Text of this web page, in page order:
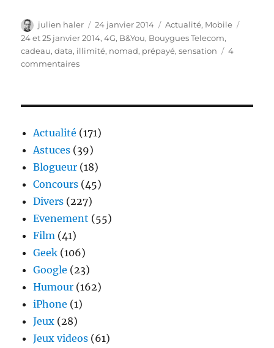
Auteur
julien haler
Publié
le
24 janvier 2014 Catégories
Actualité, Mobile
24 et 25 janvier 2014,4G, B&You, Bouygues Telecom,
cadeau,data, illimité, nomad, prépayé,sensation
4
commentairessur
data
illimité
Actualité (171)
Astuces (39)
Blogueur (18)
Concours (45)
Divers (227)
Evenement (55)
Film (41)
Geek (106)
Google (23)
Humour (162)
iPhone (1)
Jeux (28)
Jeux videos (61)